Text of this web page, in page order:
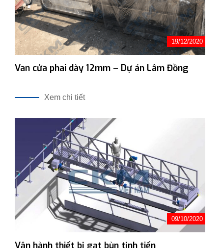
19/12/2020
Van cửa phai dày 12mm – Dự án Lâm Đồng
Xem chi tiết
09/10/2020
Vận hành thiết bị gạt bùn tịnh tiến